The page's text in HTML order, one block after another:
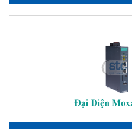
và LTE, 1 cổng CAN, 4